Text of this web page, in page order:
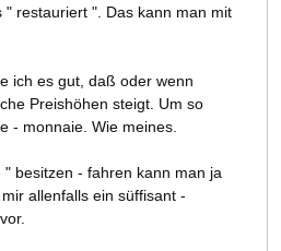
" restauriert ". Das kann man mit
ich es gut, daß oder wenn
Preishöhen steigt. Um so
- monnaie. Wie meines.
besitzen - fahren kann man ja
allenfalls ein süffisant -